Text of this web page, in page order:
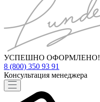
УСПЕШНО ОФОРМЛЕНО!
8 (800) 350 93 91
Консультация менеджера